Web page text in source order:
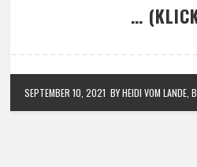
…
SEPTEMBER 10, 2021 BY HEIDI VOM LANDE,